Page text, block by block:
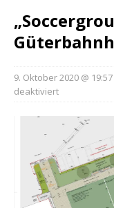
9. Oktober 2020 @ 19:57
deaktiviert